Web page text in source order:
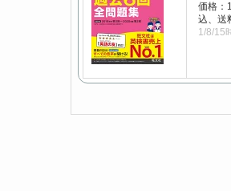
価格：
込、送
1/8/15